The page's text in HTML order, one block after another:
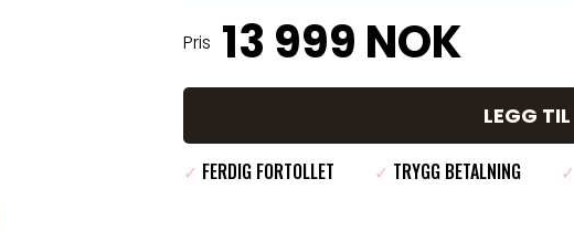
Pris 13 999 NOK
LEGG TIL
✓ FERDIG FORTOLLET ✓ TRYGG BETALNING ✓